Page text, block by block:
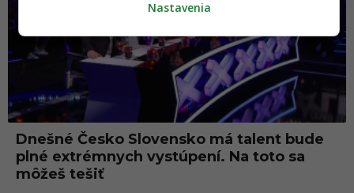
Dnešné Česko Slovensko má talent bude
plné extrémnych vystúpení. Na toto sa
môžeš tešiť
Nastavenia